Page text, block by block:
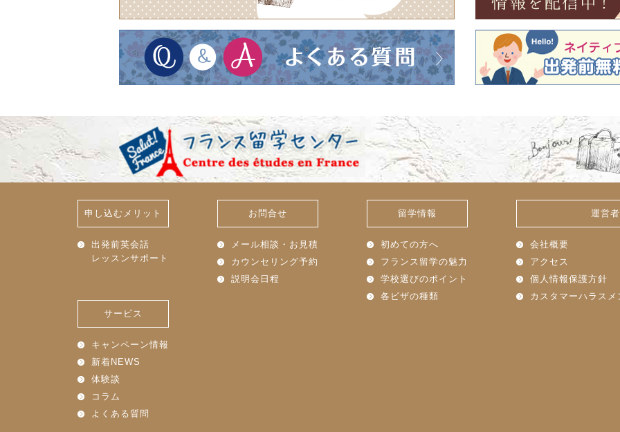
申し込むメリット
出発前英会話
レッスンサポート
お問合せ
メール相談・お見積
カウンセリング予約
説明会日程
留学情報
初めての方へ
フランス留学の魅力
学校選びのポイント
各ビザの種類
運営
会社概要
アクセス
個人情報保護方針
カスタマーハラス
サービス
キャンペーン情報
新着NEWS
体験談
コラム
よくある質問